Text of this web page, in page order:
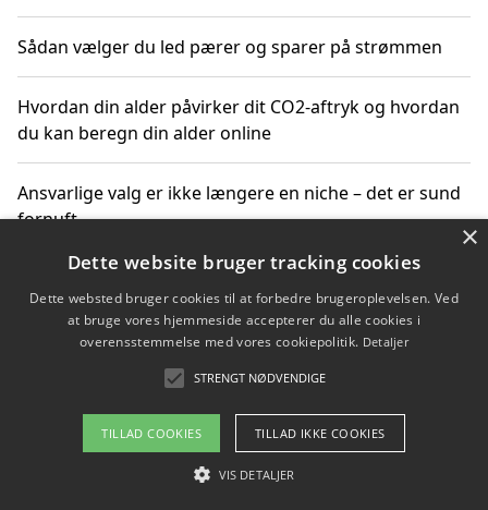
Sådan vælger du led pærer og sparer på strømmen
Hvordan din alder påvirker dit CO2-aftryk og hvordan
du kan beregn din alder online
Ansvarlige valg er ikke længere en niche – det er sund
fornuft
Sådan kan du handle bæredygtigt og bestil med
faktura
Om / kontakt
Blog Betingelser
×
Dette website bruger tracking cookies
Dette websted bruger cookies til at forbedre brugeroplevelsen. Ved
at bruge vores hjemmeside accepterer du alle cookies i
overensstemmelse med vores cookiepolitik. Detaljer
STRENGT NØDVENDIGE
TILLAD COOKIES TILLAD IKKE COOKIES
VIS DETALJER